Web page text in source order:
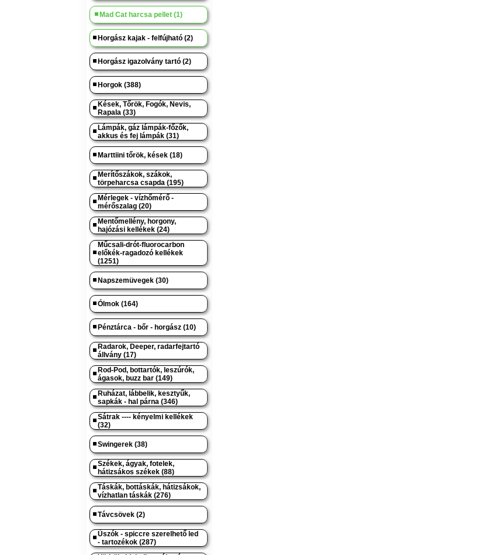
Mad Cat harcsa pellet (1)
Horgász kajak - felfújható (2)
Horgász igazolvány tartó (2)
Horgok (388)
Kések, Tőrök, Fogók, Nevis,
Rapala (33)
Lámpák, gáz lámpák-főzők,
akkus és fej lámpák (31)
Marttiini tőrök, kések (18)
Merítőszákok, szákok,
törpeharcsa csapda (195)
Mérlegek - vízhőmérő -
mérőszalag (20)
Mentőmellény, horgony,
hajózási kellékek (24)
Műcsali-drót-fluorocarbon
előkék-ragadozó kellékek
(1251)
Napszemüvegek (30)
Ólmok (164)
Pénztárca - bőr - horgász (10)
Radarok, Deeper, radarfejtartó
állvány (17)
Rod-Pod, bottartók, leszúrók,
ágasok, buzz bar (149)
Ruházat, lábbelik, kesztyűk,
sapkák - hal párna (346)
Sátrak ---- kényelmi kellékek
(32)
Swingerek (38)
Székek, ágyak, fotelek,
hátizsákos székek (88)
Táskák, bottáskák, hátizsákok,
vízhatlan táskák (276)
Távcsövek (2)
Úszók - spiccre szerelhető led
- tartozékok (287)